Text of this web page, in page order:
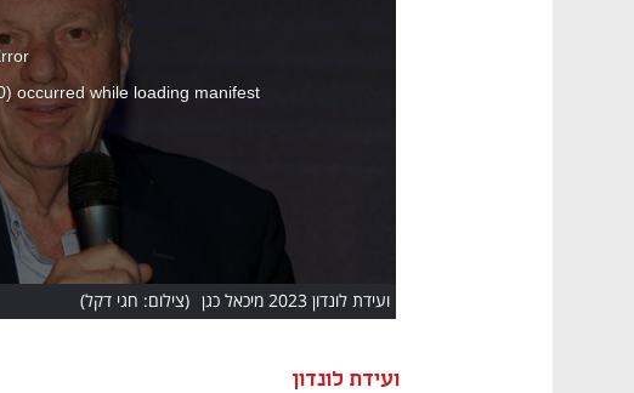
occurred while loading manifest
ועידת לונדון 2023 מיכאל כגן (צילום: חגי דקל)
ועידת לונדון